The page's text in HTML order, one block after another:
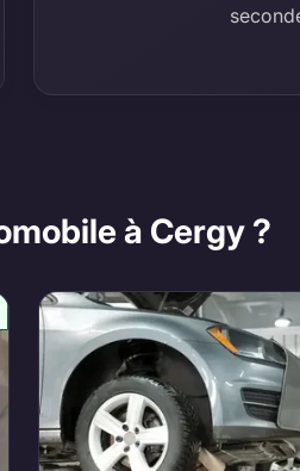
à Cergy ?